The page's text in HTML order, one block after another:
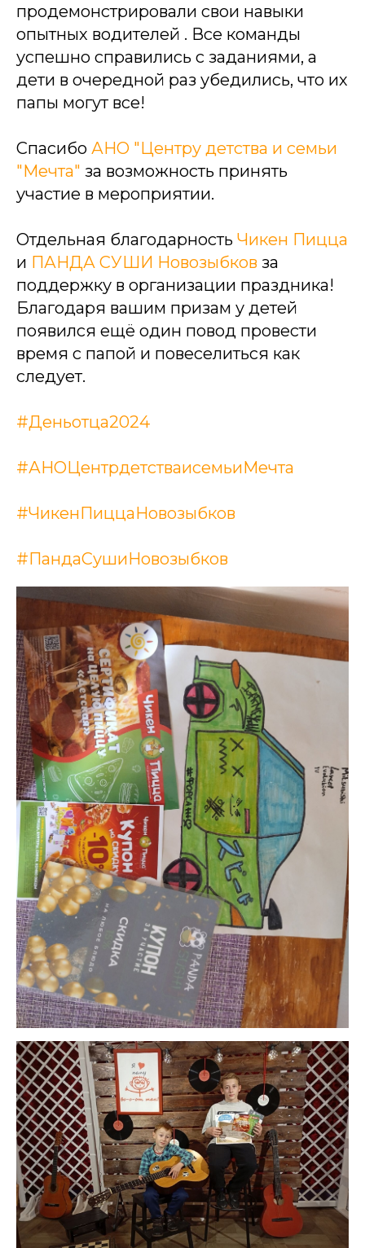
продемонстрировали свои навыки
опытных водителей . Все команды
успешно справились с заданиями, а
дети в очередной раз убедились, что их
папы могут все!
Спасибо АНО "Центру детства и семьи
"Мечта" за возможность принять
участие в мероприятии.
Отдельная благодарность Чикен Пицца
и ПАНДА СУШИ Новозыбков за
поддержку в организации праздника!
Благодаря вашим призам у детей
появился ещё один повод провести
время с папой и повеселиться как
следует.
#Деньотца2024
#АНОЦентрдетстваисемьиМечта
#ЧикенПиццаНовозыбков
#ПандаСушиНовозыбков